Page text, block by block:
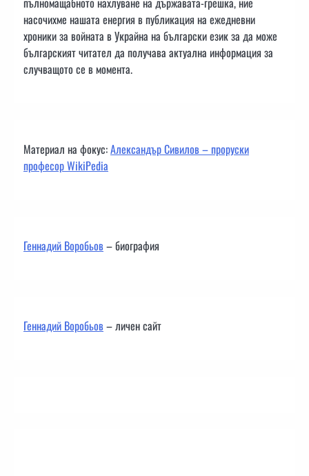
насочихме нашата енергия в публикация на ежедневни
хроники за войната в Украйна на български език за да може
българският читател да получава актуална информация за
случващото се в момента.
Материал на фокус:Александър Сивилов – проруски
професор WikiPedia
Геннадий Воробьов– биография
Геннадий Воробьов– личен сайт